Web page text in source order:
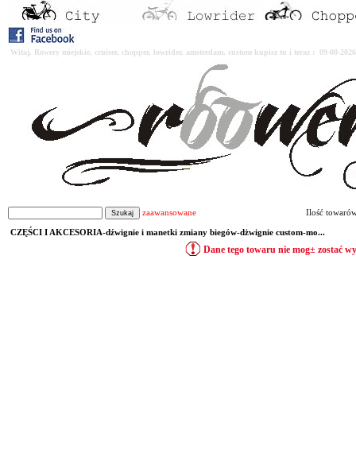
Witaj. Rowery miejskie, cruiser, chopper, lowrider, amsterdam, custom kupisz tu i teraz : 09-08-
zaawansowane Ilość
CZĘŚCI I AKCESORIA-dźwignie i manetki zmiany biegów-dżwignie custom-mo...
Dane tego towaru nie mog± zostać